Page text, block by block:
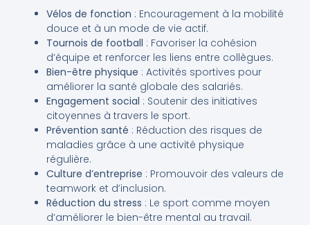
Vélos de fonction : Encouragement à la mobilité
douce et à un mode de vie actif.
Tournois de football : Favoriser la cohésion
d’équipe et renforcer les liens entre collègues.
Bien-être physique : Activités sportives pour
améliorer la santé globale des salariés.
Engagement social : Soutenir des initiatives
citoyennes à travers le sport.
Prévention santé : Réduction des risques de
maladies grâce à une activité physique
régulière.
Culture d’entreprise : Promouvoir des valeurs de
teamwork et d’inclusion.
Réduction du stress : Le sport comme moyen
d’améliorer le bien-être mental au travail.